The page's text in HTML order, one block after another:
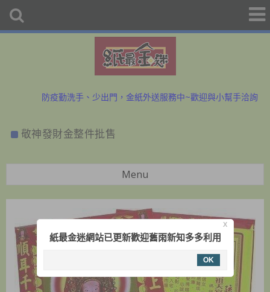
初二、十六拜拜金紙香燭外送、宅配服務歡迎預購洽詢
防疫勤洗手、少出門，金紙外送服務中~歡迎與小幫手洽詢
防疫勤洗手、少出門，金紙外送服務中~歡迎與小幫手洽詢
敬神發財金整件批售
Menu
X
紙最金迷網站已更新歡迎舊雨新知多多利用
OK